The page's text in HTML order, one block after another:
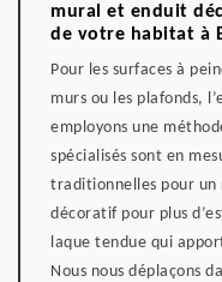
mural et enduit
de votre habitat à
Pour les surfaces à
murs ou les plafonds,
employons une
spécialisés sont en
traditionnelles pour un
décoratif pour plus
laque tendue qui
Nous nous déplaçons